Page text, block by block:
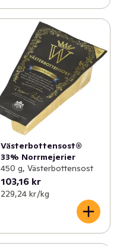
Västerbottensost®
33% Norrmejerier
450 g, Västerbottensost
103,16 kr
229,24 kr /kg